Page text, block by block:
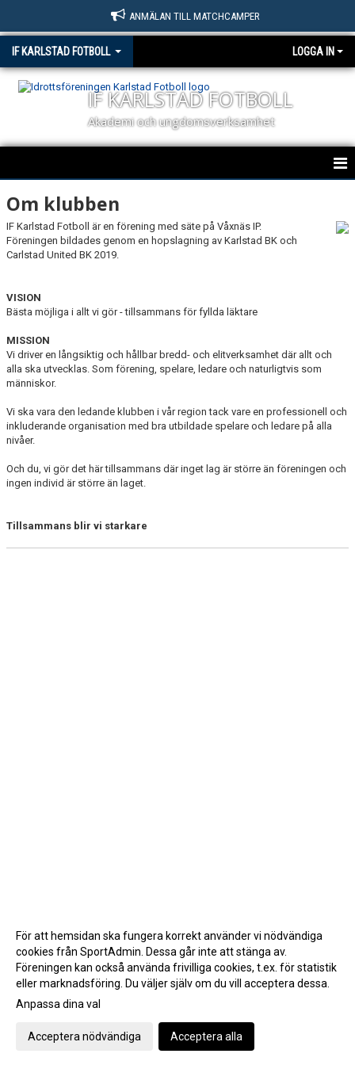
ANMÄLAN TILL MATCHCAMPER
IF KARLSTAD FOTBOLL LOGGA IN
IF KARLSTAD FOTBOLL
Akademi och ungdomsverksamhet
HEM
NYHETER
KONTAKT
DOKUMENT
HEMSIDA SENIOR
FÖRENINGSKLÄDER
Om klubben
IF Karlstad Fotboll är en förening med säte på Våxnäs IP.
Föreningen bildades genom en hopslagning av Karlstad BK och
Carlstad United BK 2019.
VISION
Bästa möjliga i allt vi gör - tillsammans för fyllda läktare
MISSION
Vi driver en långsiktig och hållbar bredd- och elitverksamhet där allt och
alla ska utvecklas. Som förening, spelare, ledare och naturligtvis som
människor.
Vi ska vara den ledande klubben i vår region tack vare en professionell och
inkluderande organisation med bra utbildade spelare och ledare på alla
nivåer.
Och du, vi gör det här tillsammans där inget lag är större än föreningen och
ingen individ är större än laget.
Tillsammans blir vi starkare
Gå till Webbversion
För att hemsidan ska fungera korrekt använder vi nödvändiga
cookies från SportAdmin. Dessa går inte att stänga av.
Föreningen kan också använda frivilliga cookies, t.ex. för statistik
eller marknadsföring. Du väljer själv om du vill acceptera dessa.
Anpassa dina val
Acceptera nödvändiga Acceptera alla